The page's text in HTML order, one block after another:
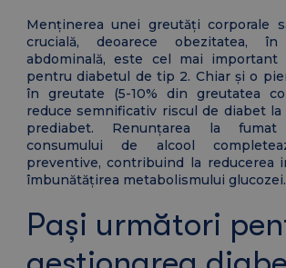
Menținerea unei greutăți corporale
crucială, deoarece obezitatea,
abdominală, este cel mai
pentru diabetul de tip 2. Chiar și o
în greutate (5-10% din greutatea
reduce semnificativ riscul de diabet la
prediabet. Renunțarea la
consumului de alcool
preventive, contribuind la reducerea
îmbunătățirea metabolismului glucozei.
Pași următori